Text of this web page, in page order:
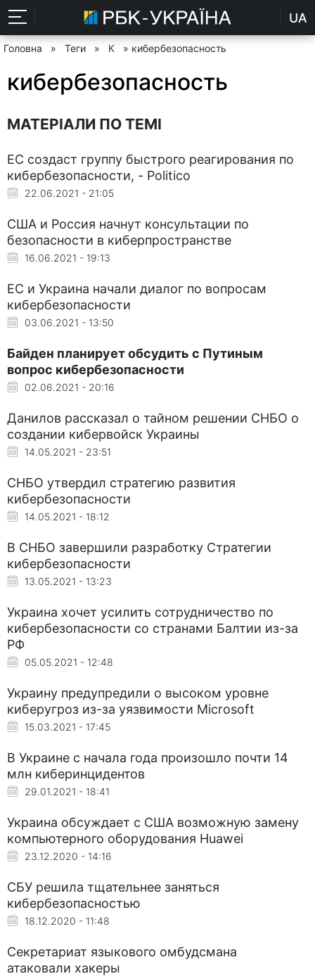
UA
Головна » Теги » К » кибербезопасность
кибербезопасность
МАТЕРІАЛИ ПО ТЕМІ
ЕС создаст группу быстрого реагирования по
кибербезопасности, - Politico
22.06.2021 - 21:05
США и Россия начнут консультации по
безопасности в киберпространстве
16.06.2021 - 19:13
ЕС и Украина начали диалог по вопросам
кибербезопасности
03.06.2021 - 13:50
Байден планирует обсудить с Путиным
вопрос кибербезопасности
02.06.2021 - 20:16
Данилов рассказал о тайном решении СНБО о
создании кибервойск Украины
14.05.2021 - 23:51
СНБО утвердил стратегию развития
кибербезопасности
14.05.2021 - 18:12
В СНБО завершили разработку Стратегии
кибербезопасности
13.05.2021 - 13:23
Украина хочет усилить сотрудничество по
кибербезопасности со странами Балтии из-за
РФ
05.05.2021 - 12:48
Украину предупредили о высоком уровне
киберугроз из-за уязвимости Microsoft
15.03.2021 - 17:45
В Украине с начала года произошло почти 14
млн киберинцидентов
29.01.2021 - 18:41
Украина обсуждает с США возможную замену
компьютерного оборудования Huawei
23.12.2020 - 14:16
СБУ решила тщательнее заняться
кибербезопасностью
18.12.2020 - 11:48
Секретариат языкового омбудсмана
атаковали хакеры